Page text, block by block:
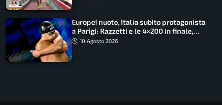
Europei nuoto, Italia subito protagonista
a Parigi: Razzetti e le 4×200 in finale,
Quadarella domina gli 800
10 Agosto 2026